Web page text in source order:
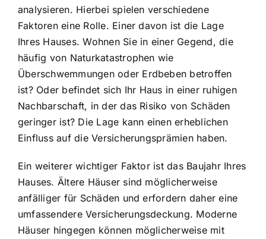
analysieren. Hierbei spielen verschiedene
Faktoren eine Rolle. Einer davon ist die Lage
Ihres Hauses. Wohnen Sie in einer Gegend, die
häufig von Naturkatastrophen wie
Überschwemmungen oder Erdbeben betroffen
ist? Oder befindet sich Ihr Haus in einer ruhigen
Nachbarschaft, in der das Risiko von Schäden
geringer ist? Die Lage kann einen erheblichen
Einfluss auf die Versicherungsprämien haben.
Ein weiterer wichtiger Faktor ist das Baujahr Ihres
Hauses. Ältere Häuser sind möglicherweise
anfälliger für Schäden und erfordern daher eine
umfassendere Versicherungsdeckung. Moderne
Häuser hingegen können möglicherweise mit